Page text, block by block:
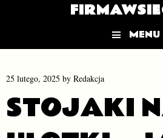
MENU
25 lutego, 2025 by Redakcja
STOJAKI